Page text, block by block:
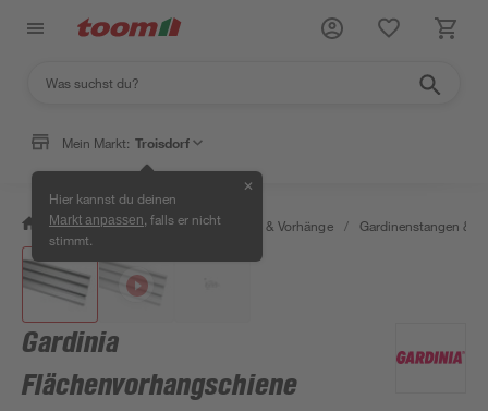
Mein Markt: Troisdorf
Hier kannst du deinen
Markt anpassen , falls er nicht
stimmt.
✕
/ Wohnen & Haushalt / Gardinen & Vorhänge / Gardinenstangen &
Gardinia
Flächenvorhangschiene